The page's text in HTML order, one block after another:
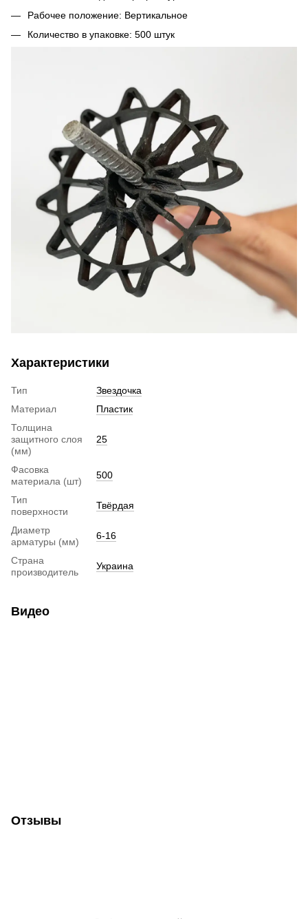
Рабочее положение: Вертикальное
Количество в упаковке: 500 штук
Характеристики
Тип
Звездочка
Материал
Пластик
Толщина
защитного слоя
(мм)
25
Фасовка
материала (шт)
500
Тип
поверхности
Твёрдая
Диаметр
арматуры (мм)
6-16
Страна
производитель
Украина
Видео
Отзывы